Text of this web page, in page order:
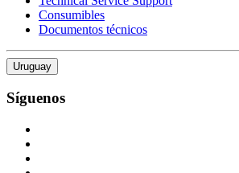
Consumibles
Documentos técnicos
Uruguay
Síguenos